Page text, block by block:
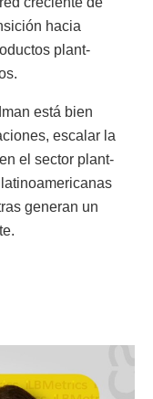
hacia
plant-
está bien
escalar la
el sector plant-
generan un